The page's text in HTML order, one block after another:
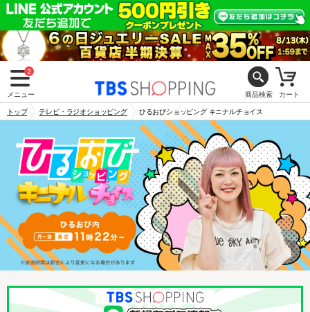
2
メニュー 商品検索 カート
トップ テレビ・ラジオショッピング ひるおびショッピング キニナルチョイス